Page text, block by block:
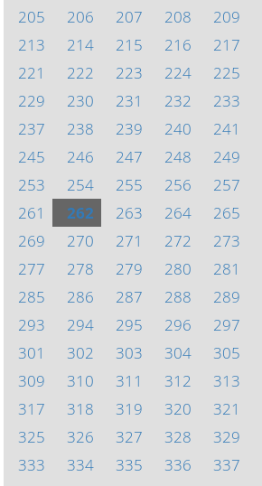
205
206 207 208 209
213
214 215 216 217
221
222 223 224 225
229
230 231 232 233
237
238 239 240 241
245
246 247 248 249
253
254 255 256 257
261
262 263 264 265
269
270 271 272 273
277
278 279 280 281
285
286 287 288 289
293
294 295 296 297
301
302 303 304 305
309
310 311 312 313
317
318 319 320 321
325
326 327 328 329
333
334 335 336 337